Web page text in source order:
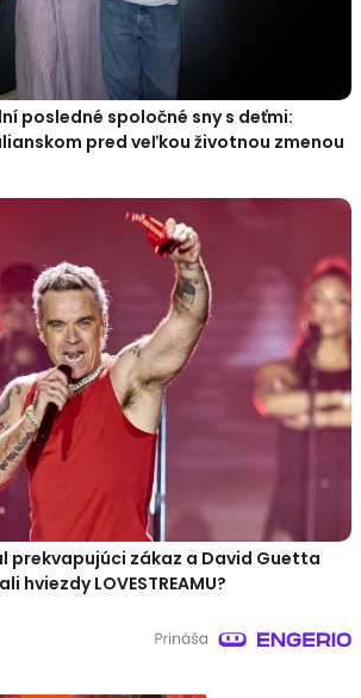
posledné spoločné sny s deťmi:
pred veľkou životnou zmenou
prekvapujúci zákaz a David Guetta
hviezdy LOVESTREAMU?